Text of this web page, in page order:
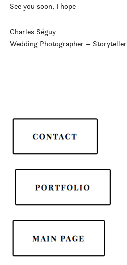
See you soon, I hope
Charles Séguy
Wedding Photographer – Storyteller